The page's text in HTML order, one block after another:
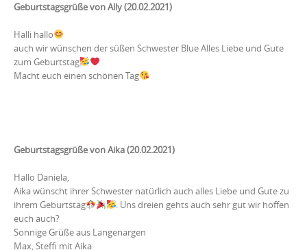
Geburtstagsgrüße von Ally (20.02.2021)
Halli hallo
auch wir wünschen der süßen Schwester Blue Alles Liebe und Gute
zum Geburtstag
Macht euch einen schönen Tag
Geburtstagsgrüße von Aika (20.02.2021)
Hallo Daniela,
Aika wünscht ihrer Schwester natürlich auch alles Liebe und Gute zu
ihrem Geburtstag
. Uns dreien gehts auch sehr gut wir hoffen
euch auch?
Sonnige Grüße aus Langenargen
Max, Steffi mit Aika